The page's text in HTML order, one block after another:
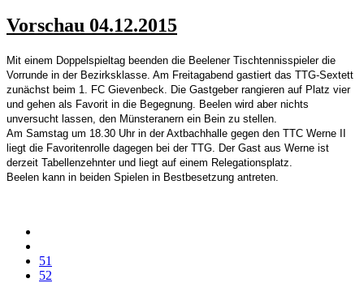
Vorschau 04.12.2015
Mit einem Doppelspieltag beenden die Beelener Tischtennisspieler die
Vorrunde in der Bezirksklasse. Am Freitagabend gastiert das TTG-Sextett
zunächst beim 1. FC Gievenbeck. Die Gastgeber rangieren auf Platz vier
und gehen als Favorit in die Begegnung. Beelen wird aber nichts
unversucht lassen, den Münsteranern ein Bein zu stellen.
Am Samstag um 18.30 Uhr in der Axtbachhalle gegen den TTC Werne II
liegt die Favoritenrolle dagegen bei der TTG. Der Gast aus Werne ist
derzeit Tabellenzehnter und liegt auf einem Relegationsplatz.
Beelen kann in beiden Spielen in Bestbesetzung antreten.
51
52